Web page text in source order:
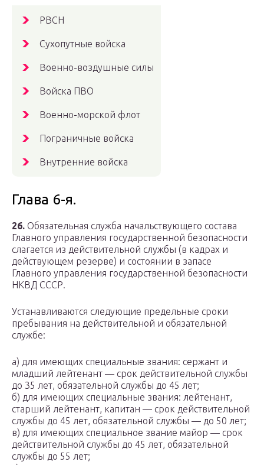
РВСН
Сухопутные войска
Военно-воздушные силы
Войска ПВО
Военно-морской флот
Пограничные войска
Внутренние войска
Глава 6-я.
26. Обязательная служба начальствующего состава
Главного управления государственной безопасности
слагается из действительной службы (в кадрах и
действующем резерве) и состоянии в запасе
Главного управления государственной безопасности
НКВД СССР.
Устанавливаются следующие предельные сроки
пребывания на действительной и обязательной
службе:
а) для имеющих специальные звания: сержант и
младший лейтенант — срок действительной службы
до 35 лет, обязательной службы до 45 лет;
б) для имеющих специальные звания: лейтенант,
старший лейтенант, капитан — срок действительной
службы до 45 лет, обязательной службы — до 50 лет;
в) для имеющих специальное звание майор — срок
действительной службы до 45 лет, обязательной
службы до 55 лет;